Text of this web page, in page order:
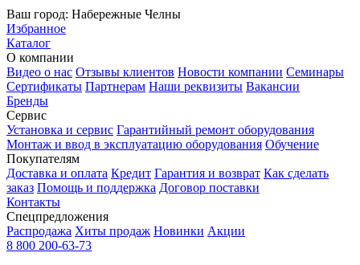
Ваш город: Набережные Челны
Избранное
Каталог
О компании
Видео о нас Отзывы клиентов Новости компании Семинары
Сертификаты Партнерам Наши реквизиты Вакансии
Бренды
Сервис
Установка и сервис Гарантийный ремонт оборудования
Монтаж и ввод в эксплуатацию оборудования Обучение
Покупателям
Доставка и оплата Кредит Гарантия и возврат Как сделать
заказ Помощь и поддержка Договор поставки
Контакты
Спецпредложения
Распродажа Хиты продаж Новинки Акции
8 800 200-63-73